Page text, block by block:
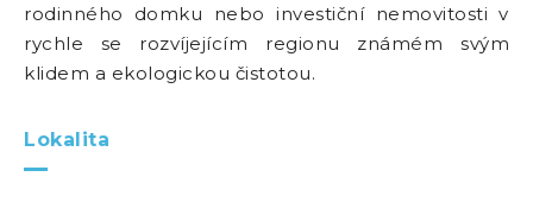
rodinného domku nebo investiční nemovitosti v
rychle se rozvíjejícím regionu známém svým
klidem a ekologickou čistotou.
Lokalita